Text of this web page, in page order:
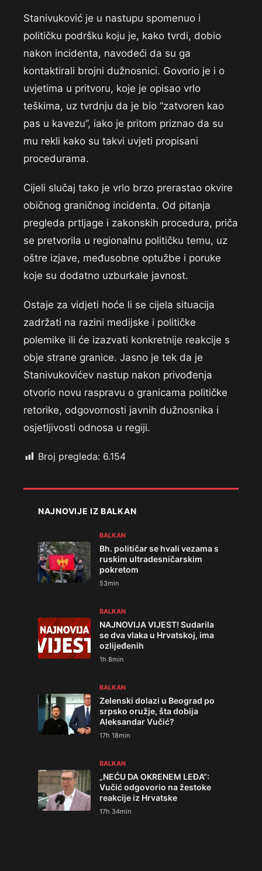
Stanivuković je u nastupu spomenuo i
političku podršku koju je, kako tvrdi, dobio
nakon incidenta, navodeći da su ga
kontaktirali brojni dužnosnici. Govorio je i o
uvjetima u pritvoru, koje je opisao vrlo
teškima, uz tvrdnju da je bio “zatvoren kao
pas u kavezu”, iako je pritom priznao da su
mu rekli kako su takvi uvjeti propisani
procedurama.
Cijeli slučaj tako je vrlo brzo prerastao okvire
običnog graničnog incidenta. Od pitanja
pregleda prtljage i zakonskih procedura, priča
se pretvorila u regionalnu političku temu, uz
oštre izjave, međusobne optužbe i poruke
koje su dodatno uzburkale javnost.
Ostaje za vidjeti hoće li se cijela situacija
zadržati na razini medijske i političke
polemike ili će izazvati konkretnije reakcije s
obje strane granice. Jasno je tek da je
Stanivukovićev nastup nakon privođenja
otvorio novu raspravu o granicama političke
retorike, odgovornosti javnih dužnosnika i
osjetljivosti odnosa u regiji.
Broj pregleda: 6.154
NAJNOVIJE IZ BALKAN
BALKAN
Bh. političar se hvali vezama s
ruskim ultradesničarskim
pokretom
53min
BALKAN
NAJNOVIJA VIJEST! Sudarila
se dva vlaka u Hrvatskoj, ima
ozlijeđenih
1h 8min
BALKAN
Zelenski dolazi u Beograd po
srpsko oružje, šta dobija
Aleksandar Vučić?
17h 18min
BALKAN
„NEĆU DA OKRENEM LEĐA“:
Vučić odgovorio na žestoke
reakcije iz Hrvatske
17h 34min